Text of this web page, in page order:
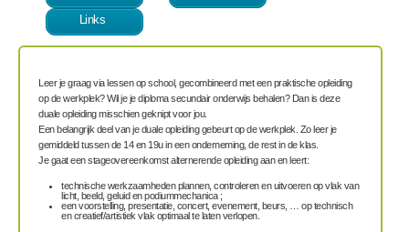
Links
Leer je graag via lessen op school, gecombineerd met een praktische opleiding
op de werkplek? Wil je je diploma secundair onderwijs behalen? Dan is deze
duale opleiding misschien geknipt voor jou.
Een belangrijk deel van je duale opleiding gebeurt op de werkplek . Zo leer je
gemiddeld tussen de 14 en 19u in een onderneming, de rest in de klas.
Je gaat een stageovereenkomst alternerende opleiding aan en leert:
technische werkzaamheden plannen, controleren en uitvoeren op vlak van
licht, beeld, geluid en podiummechanica ;
een voorstelling, presentatie, concert, evenement, beurs, … op technisch
en creatief/artistiek vlak optimaal te laten verlopen.